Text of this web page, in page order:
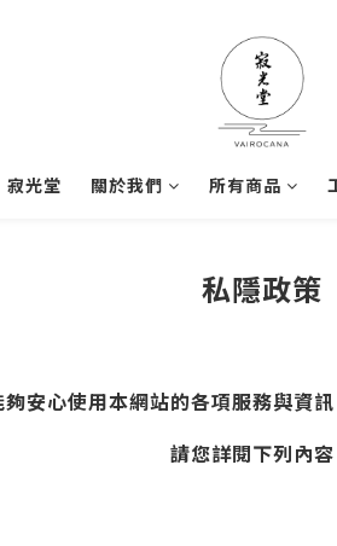
寂光堂 關於我們 所有商品
私隱政策
安心使用本網站的各項服務與資
請您詳閱下列內容